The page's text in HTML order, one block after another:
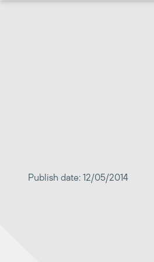
Publish date: 12/05/2014